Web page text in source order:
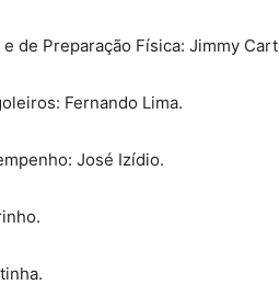
de Preparação Física: Jimmy
Fernando Lima.
José Izídio.